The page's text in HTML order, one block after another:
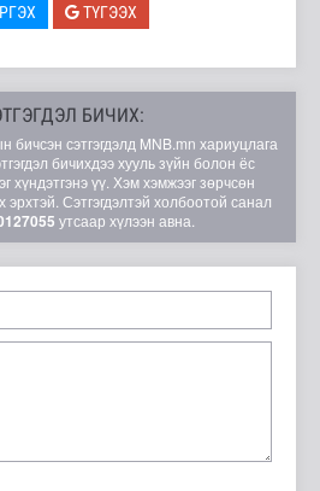
ТҮГЭЭХ
БИЧИХ:
сэтгэгдэлд MNB.mn хариуцлага
бичихдээ хууль зүйн болон ёс
хүндэтгэнэ үү. Хэм хэмжээг зөрчсөн
эрхтэй. Сэтгэгдэлтэй холбоотой санал
утсаар хүлээн авна.